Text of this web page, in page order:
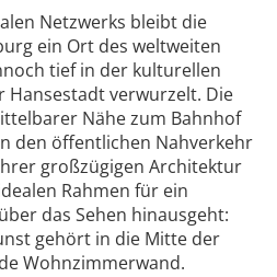
Netzwerks bleibt die
ein Ort des weltweiten
tief in der kulturellen
Hansestadt verwurzelt. Die
Nähe zum Bahnhof
den öffentlichen Nahverkehr
großzügigen Architektur
Rahmen für ein
das Sehen hinausgeht:
gehört in die Mitte der
Wohnzimmerwand.